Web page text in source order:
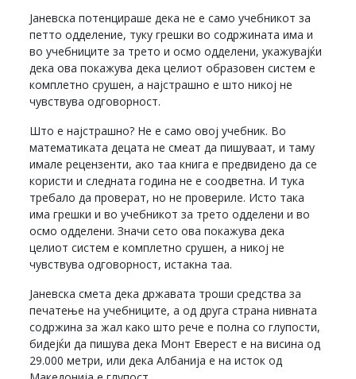
Јаневска потенцираше дека не е само учебникот за
петто одделение, туку грешки во содржината има и
во учебниците за трето и осмо одделени, укажувајќи
дека ова покажува дека целиот образовен систем е
комплетно срушен, а најстрашно е што никој не
чувствува одговорност.
Што е најстрашно? Не е само овој учебник. Во
математиката децата не смеат да пишуваат, и таму
имале рецензенти, ако таа книга е предвидено да се
користи и следната година не е соодветна. И тука
требало да проверат, но не провериле. Исто така
има грешки и во учебникот за трето одделени и во
осмо одделени. Значи сето ова покажува дека
целиот систем е комплетно срушен, а никој не
чувствува одговорност, истакна таа.
Јаневска смета дека државата троши средства за
печатење на учебниците, а од друга страна нивната
содржина за жал како што рече е полна со глупости,
бидејќи да пишува дека Монт Еверест е на висина од
29.000 метри, или дека Албанија е на исток од